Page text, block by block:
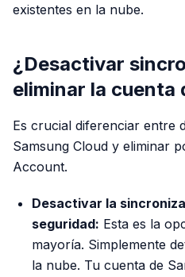
existentes en la nube.
¿Desactivar
eliminar la cuenta
Es crucial diferenciar entre
Samsung Cloud y eliminar
Account.
Desactivar la
seguridad: Esta es la
mayoría. Simplemente
la nube. Tu cuenta de